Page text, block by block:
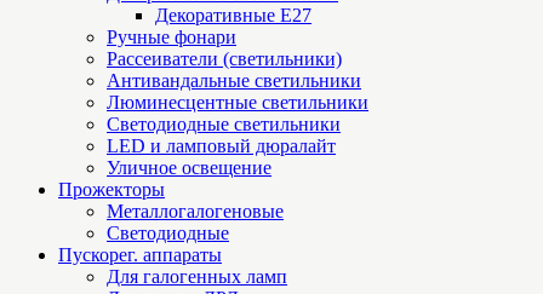
Декоративные Е27
Ручные фонари
Рассеиватели (светильники)
Антивандальные светильники
Люминесцентные светильники
Cветодиодные светильники
LED и ламповый дюралайт
Уличное освещение
Прожекторы
Металлогалогеновые
Светодиодные
Пускорег. аппараты
Для галогенных ламп